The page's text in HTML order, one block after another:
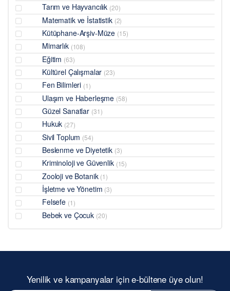
Tarım ve Hayvancılık (20)
Matematik ve İstatistik (2)
Kütüphane-Arşiv-Müze (15)
Mimarlık (108)
Eğitim (63)
Kültürel Çalışmalar (23)
Fen Bilimleri (1)
Ulaşım ve Haberleşme (58)
Güzel Sanatlar (31)
Hukuk (27)
Sivil Toplum (54)
Beslenme ve Diyetetik (3)
Kriminoloji ve Güvenlik (15)
Zooloji ve Botanik (1)
İşletme ve Yönetim (3)
Felsefe (1)
Bebek ve Çocuk (20)
Yenilik ve kampanyalar için e-bültene üye olun!